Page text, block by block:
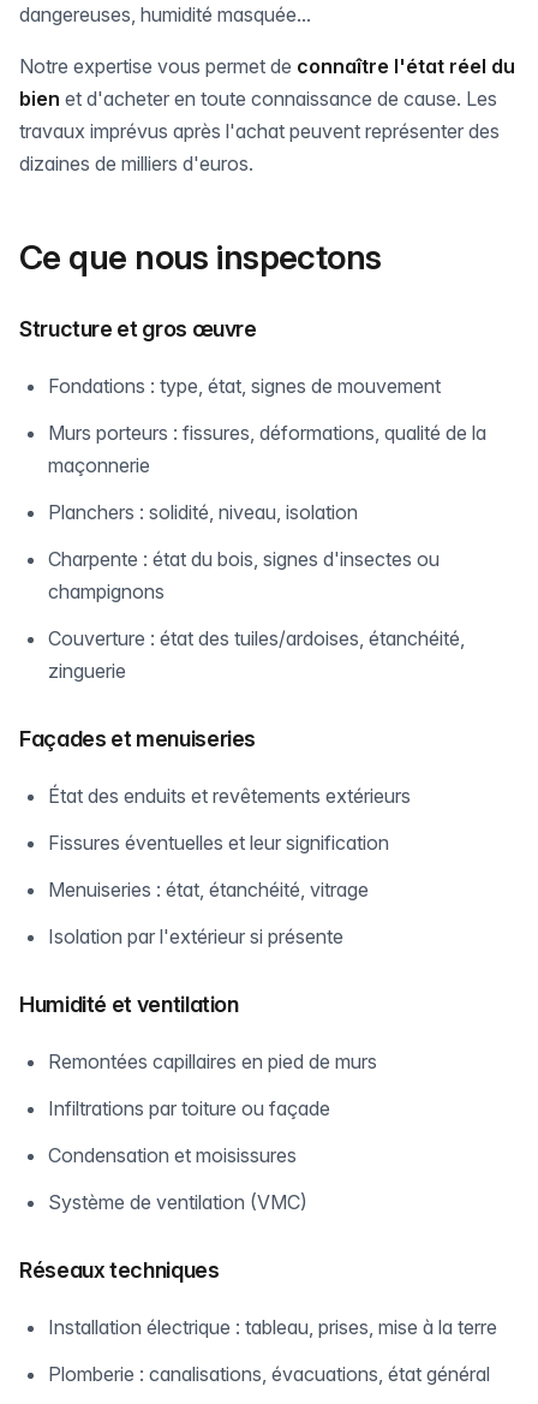
dangereuses, humidité masquée...
Notre expertise vous permet de connaître l'état réel du
bien et d'acheter en toute connaissance de cause. Les
travaux imprévus après l'achat peuvent représenter des
dizaines de milliers d'euros.
Ce que nous inspectons
Structure et gros œuvre
Fondations : type, état, signes de mouvement
Murs porteurs : fissures, déformations, qualité de la
maçonnerie
Planchers : solidité, niveau, isolation
Charpente : état du bois, signes d'insectes ou
champignons
Couverture : état des tuiles/ardoises, étanchéité,
zinguerie
Façades et menuiseries
État des enduits et revêtements extérieurs
Fissures éventuelles et leur signification
Menuiseries : état, étanchéité, vitrage
Isolation par l'extérieur si présente
Humidité et ventilation
Remontées capillaires en pied de murs
Infiltrations par toiture ou façade
Condensation et moisissures
Système de ventilation (VMC)
Réseaux techniques
Installation électrique : tableau, prises, mise à la terre
Plomberie : canalisations, évacuations, état général